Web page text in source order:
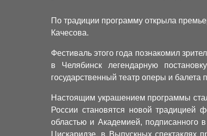
По традиции программу открыла
Качесова.
Фестиваль этого года познакомил
в Челябинск легендарную
государственный театр оперы и
Настоящим украшением программы
России становятся новой традицией
областью и Академией, подписанного
Цискаридзе, в Выпускных спектаклях